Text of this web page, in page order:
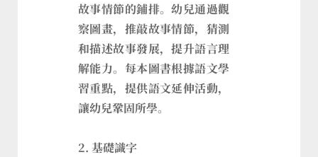
故事情節的鋪排。幼兒通過觀
察圖畫，推敲故事情節，猜測
和描述故事發展，提升語言理
解能力。每本圖書根據語文學
習重點，提供語文延伸活動，
讓幼兒鞏固所學。
2. 基礎識字